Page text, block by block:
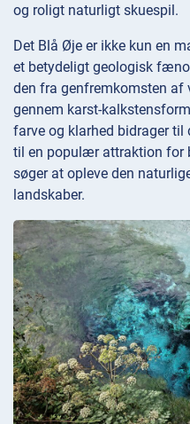
og roligt naturligt skuespil.
Det Blå Øje er ikke kun en
et betydeligt geologisk
den fra genfremkomsten af
gennem karst-
farve og klarhed bidrager
til en populær attraktion for
søger at opleve den
landskaber.